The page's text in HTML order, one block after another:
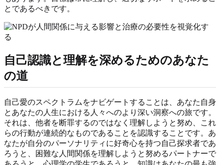
とであるべきです。
自己認識と理解を深めるためのあなた
の道
自己愛のスペクトラムをナビゲートすることは、あなた自身
とあなたの人生における人々へのより深い洞察への旅です。
それは、他者を断罪するのではなく理解しようと努め、これ
らの行動が連続的なものであることを認識することです。あ
なたが自分のパーソナリティに好奇心を持つ自己探求者であ
ろうと、困難な人間関係を理解しようと努めるパートナーで